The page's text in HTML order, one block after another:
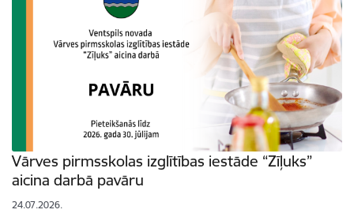
Vārves pirmsskolas izglītības iestāde “Zīļuks”
aicina darbā pavāru
24.07.2026.